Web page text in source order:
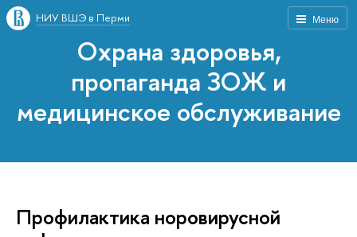
Меню
НИУ ВШЭ в Перми
Охрана здоровья,
пропаганда ЗОЖ и
медицинское обслуживание
Профилактика норовирусной